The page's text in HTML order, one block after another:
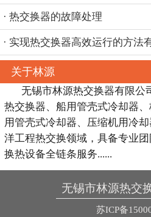
· 热交换器的故障处理
· 实现热交换器高效运行的方法
关于林源
无锡市林源热交换器有限公
热交换器、船用管壳式冷却器
用管壳式冷却器、压缩机用冷
洋工程热交换领域，具备专业
换热设备全链条服务......
无锡市林源热交
苏ICP备